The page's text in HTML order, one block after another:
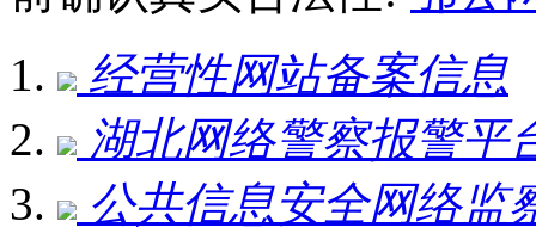
经营性网站备案信息
湖北网络警察报警平
公共信息安全网络监